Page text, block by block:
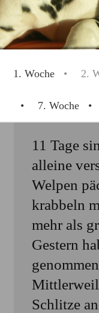
1. Woche 2.
7. Woche
11 Tage
alleine
Welpen
krabbeln
mehr als
Gestern
Schlitze